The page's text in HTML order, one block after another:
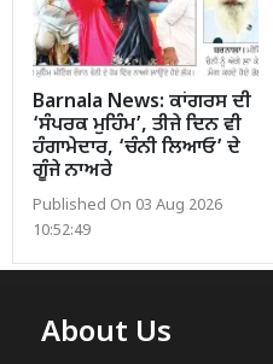
Barnala News: ਕਾਂਗਰਸ ਦੀ
‘ਸੰਪਰਕ ਮੁਹਿੰਮ’, ਤੀਜੇ ਦਿਨ ਵੀ
ਹੰਗਾਮੇਦਾਰ, ‘ਚੰਨੀ ਲਿਆਓ’ ਦੇ
ਗੂੰਜੇ ਨਾਅਰੇ
Published On 03 Aug 2026
10:52:49
About Us